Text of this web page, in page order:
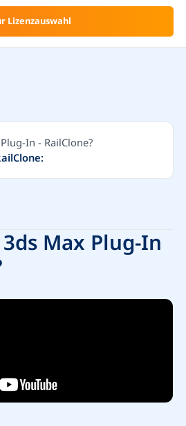
Lizenzauswahl
Max Plug-In
In - RailClone?